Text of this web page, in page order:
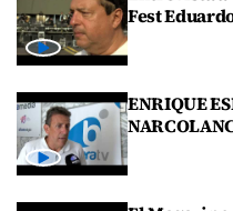
Fest
ENRIQUE